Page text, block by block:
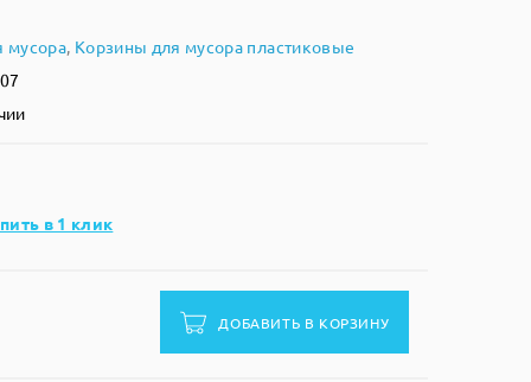
мусора, Корзины для мусора пластиковые
в 1 клик
ДОБАВИТЬ В КОРЗИНУ